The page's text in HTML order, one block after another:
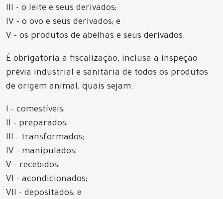
III - o leite e seus derivados;
IV - o ovo e seus derivados; e
V - os produtos de abelhas e seus derivados.
É obrigatória a fiscalização, inclusa a inspeção
prévia industrial e sanitária de todos os produtos
de origem animal, quais sejam:
I - comestíveis;
II - preparados;
III - transformados;
IV - manipulados;
V - recebidos;
VI - acondicionados;
VII - depositados; e